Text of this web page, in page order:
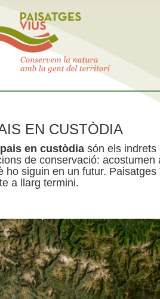
EN CUSTÒDIA
en custòdia són els indrets
de conservació:
ho siguin en un futur.
a llarg termini.